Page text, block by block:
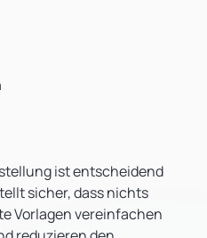
ist entscheidend
sicher, dass nichts
Vorlagen vereinfachen